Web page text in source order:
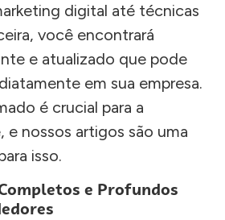
digital até técnicas
você encontrará
e atualizado que pode
em sua empresa.
é crucial para a
nossos artigos são uma
isso.
e Profundos